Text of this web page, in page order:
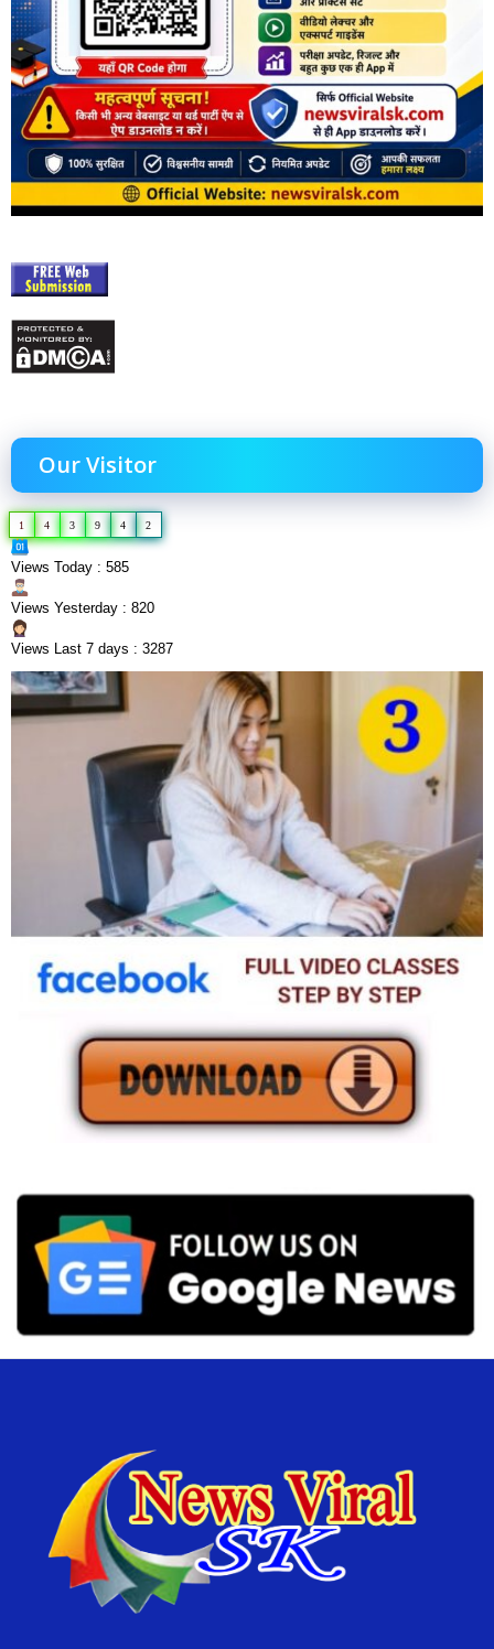
Our Visitor
1 4 3 9 4 2
Views Today : 585
Views Yesterday : 820
Views Last 7 days : 3287